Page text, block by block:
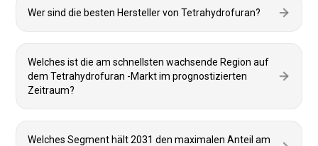
Wer sind die besten Hersteller von Tetrahydrofuran?
Welches ist die am schnellsten wachsende Region auf
dem Tetrahydrofuran -Markt im prognostizierten
Zeitraum?
Welches Segment hält 2031 den maximalen Anteil am